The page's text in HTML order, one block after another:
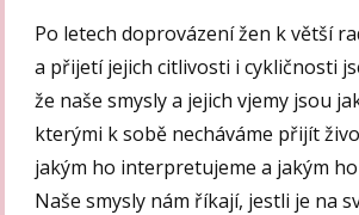
Po letech doprovázení žen k větší
a přijetí jejich citlivosti i cykličnosti
že naše smysly a jejich vjemy jsou
kterými k sobě necháváme přijít
jakým ho interpretujeme a jakým
Naše smysly nám říkají, jestli je na